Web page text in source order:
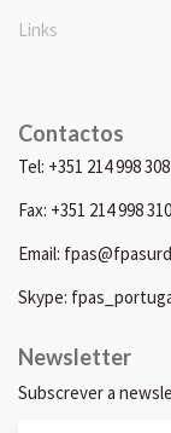
Links
Contactos
Tel: +351 214 998 308
Fax: +351 214 998 310
Email:
Skype:
Newsletter
Subscrever a